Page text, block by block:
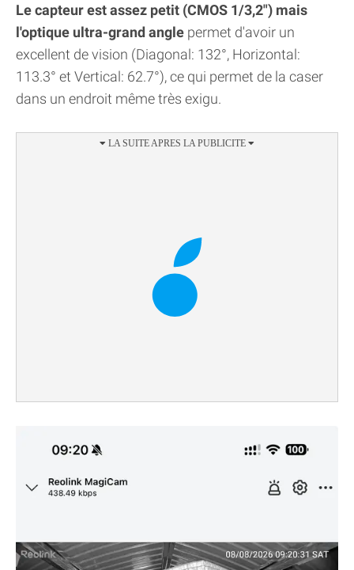
Le capteur est assez petit (CMOS 1/3,2") mais
l'optique ultra-grand angle permet d'avoir un
excellent de vision (Diagonal: 132°, Horizontal:
113.3° et Vertical: 62.7°), ce qui permet de la caser
dans un endroit même très exigu.